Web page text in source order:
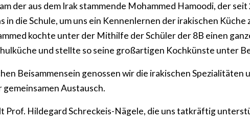
der aus dem Irak stammende Mohammed Hamoodi, der seit
in die Schule, um uns ein Kennenlernen der irakischen Küche
kochte unter der Mithilfe der Schüler der 8B einen
und stellte so seine großartigen Kochkünste unter
Beisammensein genossen wir die irakischen Spezialitäten
Austausch.
Prof. Hildegard Schreckeis-Nägele, die uns tatkräftig